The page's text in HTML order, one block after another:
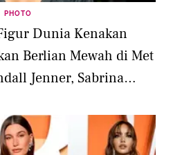
PHOTO
Dunia Kenakan
Berlian Mewah di Met
Jenner, Sabrina